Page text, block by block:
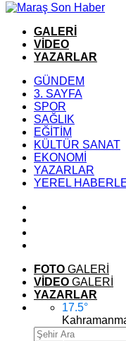
GALERİ
VİDEO
YAZARLAR
GÜNDEM
3. SAYFA
SPOR
SAĞLIK
EĞİTİM
KÜLTÜR SANAT
EKONOMİ
YAZARLAR
YEREL
FOTO GALERİ
VİDEO GALERİ
YAZARLAR
17.5°